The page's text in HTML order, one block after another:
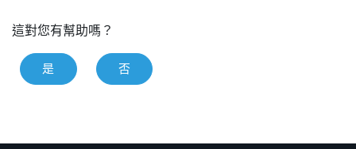
這對您有幫助嗎？
是 否